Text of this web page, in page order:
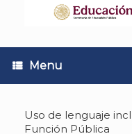
Menu
Uso de lenguaje
Función Pública